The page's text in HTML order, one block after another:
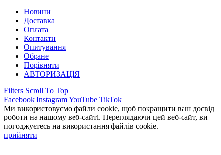
Новини
Доставка
Оплата
Контакти
Опитування
Обране
Порівняти
АВТОРИЗАЦІЯ
Filters Scroll To Top
Facebook InstagramYouTube TikTok
Ми використовуємо файли cookie, щоб покращити ваш досвід
роботи на нашому веб-сайті. Переглядаючи цей веб-сайт, ви
погоджуєтесь на використання файлів cookie.
прийняти